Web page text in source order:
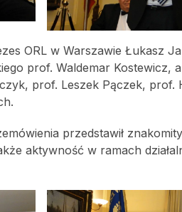
ORL w Warszawie Łukasz
prof. Waldemar Kostewicz,
prof. Leszek Pączek, prof.
przedstawił
aktywność w ramach